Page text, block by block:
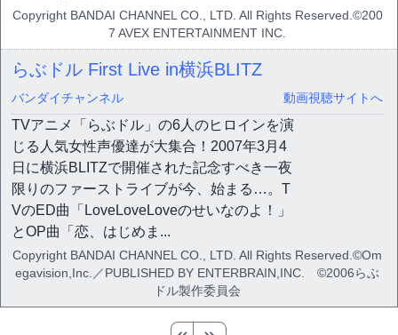
Copyright BANDAI CHANNEL CO., LTD. All Rights Reserved.©200
7 AVEX ENTERTAINMENT INC.
らぶドル First Live in横浜BLITZ
バンダイチャンネル 動画視聴サイトへ
TVアニメ「らぶドル」の6人のヒロインを演
じる人気女性声優達が大集合！2007年3月4
日に横浜BLITZで開催された記念すべき一夜
限りのファーストライブが今、始まる…。T
VのED曲「LoveLoveLoveのせいなのよ！」
とOP曲「恋、はじめま...
Copyright BANDAI CHANNEL CO., LTD. All Rights Reserved.©Om
egavision,Inc.／PUBLISHED BY ENTERBRAIN,INC. ©2006らぶ
ドル製作委員会